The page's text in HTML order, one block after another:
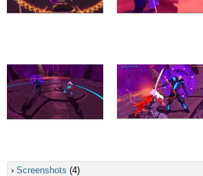
› Screenshots (4)